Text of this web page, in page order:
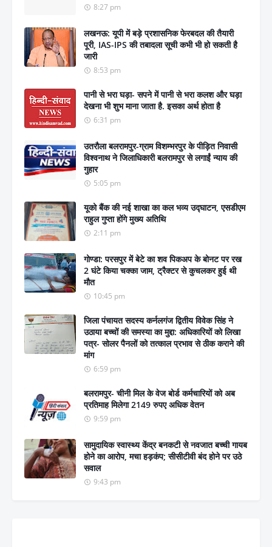
8:27 pm
लखनऊ: यूपी में बड़े प्रशासनिक फेरबदल की तैयारी
पूरी, IAS-IPS की तबादला सूची कभी भी हो सकती है
जारी
8:53 pm
पानी से भरा घड़ा- सपने में पानी से भरा कलश और घड़ा
देखना भी शुभ माना जाता है. इसका अर्थ होता है
6:31 pm
उतरौला बलरामपुर-ग्राम विशम्भरपुर के पीड़ित निवासी
विश्वनाथ ने जिलाधिकारी बलरामपुर से लगाईं न्याय की
गुहार
5:05 pm
यूको बैंक की नई शाखा का कल भव्य उद्घाटन, एसडीएम
राहुल गुप्ता होंगे मुख्य अतिथि
2:11 pm
गोण्डा: परसपुर में बेटे का शव पिकअप के बोनट पर रख
2 घंटे किया चक्का जाम, ट्रैक्टर से कुचलकर हुई थी
मौत
10:45 pm
जिला पंचायत सदस्य कर्नलगंज द्वितीय विवेक सिंह ने
उठाया बच्चों की समस्या का मुद्दा: अधिकारियों को लिखा
पत्र- सोलर पैनलों को तत्काल प्रभाव से ठीक कराने की
मांग
6:59 pm
बलरामपुर- चीनी मिल के वेज बोर्ड कर्मचारियों को अब
प्रतिमाह मिलेगा 2149 रुपए अधिक वेतन
9:59 pm
सामुदायिक स्वास्थ्य केंद्र बनकटी से नवजात बच्ची गायब
होने का आरोप, मचा हड़कंप; सीसीटीवी बंद होने पर उठे
सवाल
9:43 pm